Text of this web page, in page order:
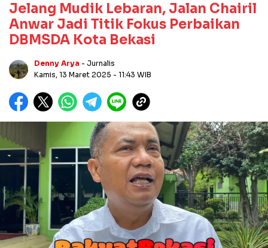
Jelang Mudik Lebaran, Jalan Chairil
Anwar Jadi Titik Fokus Perbaikan
DBMSDA Kota Bekasi
Denny Arya - Jurnalis
Kamis, 13 Maret 2025 - 11:43 WIB